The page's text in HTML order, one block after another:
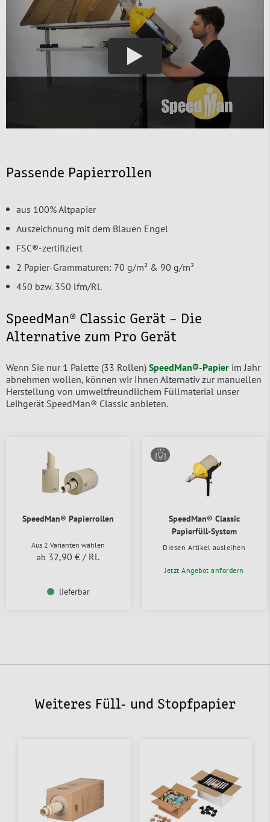
Passende Papierrollen
aus 100% Altpapier
Auszeichnung mit dem Blauen Engel
FSC®-zertifiziert
2 Papier-Grammaturen: 70 g/m² & 90 g/m²
450 bzw. 350 lfm/Rl.
SpeedMan® Classic Gerät – Die
Alternative zum Pro Gerät
Wenn Sie nur 1 Palette (33 Rollen) SpeedMan®-Papier im Jahr
abnehmen wollen, können wir Ihnen Alternativ zur manuellen
Herstellung von umweltfreundlichem Füllmaterial unser
Leihgerät SpeedMan® Classic anbieten.
SpeedMan® Papierrollen
Aus 2 Varianten wählen
ab 32,90 € / Rl.
lieferbar
SpeedMan® Classic
Papierfüll-System
Diesen Artikel ausleihen
Jetzt Angebot anfordern
Weiteres Füll- und Stopfpapier